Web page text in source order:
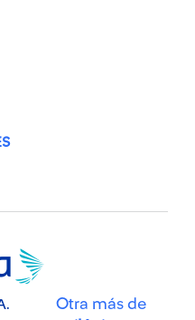
Otra más de